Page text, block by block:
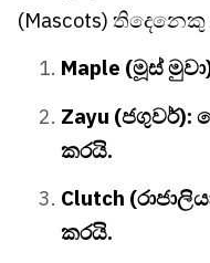
(Mascots)
Maple (මූස්
Zayu
කරයි.
Clutch
කරයි.